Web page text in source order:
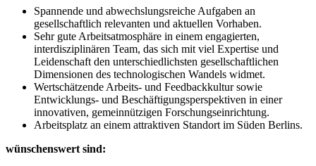
Spannende und abwechslungsreiche Aufgaben an
gesellschaftlich relevanten und aktuellen Vorhaben.
Sehr gute Arbeitsatmosphäre in einem engagierten,
interdisziplinären Team, das sich mit viel Expertise und
Leidenschaft den unterschiedlichsten gesellschaftlichen
Dimensionen des technologischen Wandels widmet.
Wertschätzende Arbeits- und Feedbackkultur sowie
Entwicklungs- und Beschäftigungsperspektiven in einer
innovativen, gemeinnützigen Forschungseinrichtung.
Arbeitsplatz an einem attraktiven Standort im Süden Berlins.
wünschenswert sind: